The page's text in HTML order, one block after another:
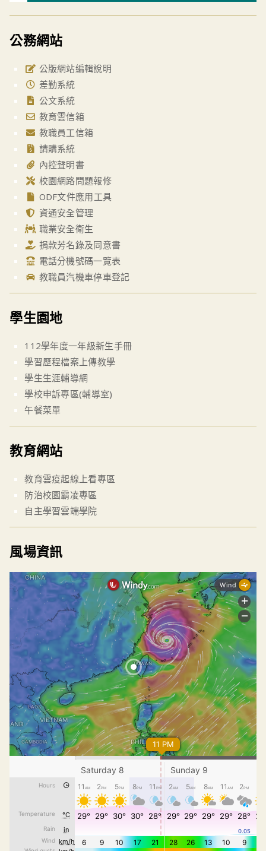
公務網站
公版網站編輯說明
差勤系統
公文系統
教育雲信箱
教職員工信箱
請購系統
內控聲明書
校園網路問題報修
ODF文件應用工具
資通安全管理
職業安全衛生
捐款芳名錄及同意書
電話分機號碼一覽表
教職員汽機車停車登記
學生園地
112學年度一年級新生手冊
學習歷程檔案上傳教學
學生生涯輔導網
學校申訴專區(輔導室)
午餐菜單
教育網站
教育雲疫起線上看專區
防治校園霸凌專區
自主學習雲端學院
風場資訊